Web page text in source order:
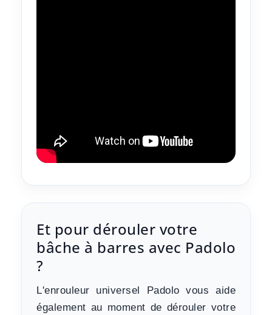
Et pour dérouler votre
bâche à barres avec Padolo
?
L'enrouleur universel Padolo vous aide
également au moment de dérouler votre